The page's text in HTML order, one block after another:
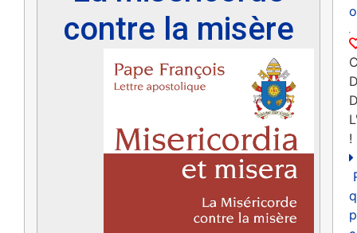
contre la misère
!